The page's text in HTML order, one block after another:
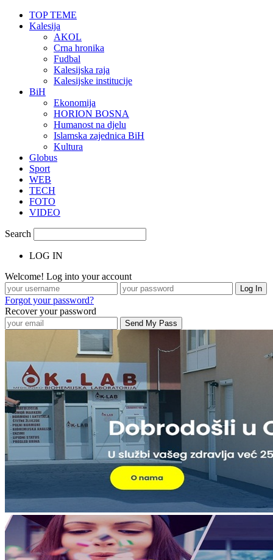
TOP TEME
Kalesija
AKOL
Crna hronika
Fudbal
Kalesijska raja
Kalesijske institucije
BiH
Ekonomija
HORION BOSNA
Humanost na djelu
Islamska zajednica BiH
Kultura
Globus
Sport
WEB
TECH
FOTO
VIDEO
Search
LOG IN
Welcome! Log into your account
Forgot your password?
Recover your password